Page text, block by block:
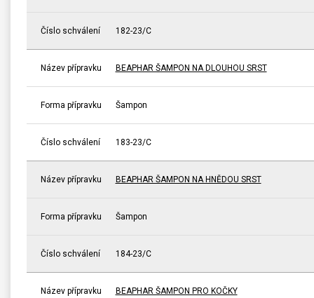
Číslo schválení 182-23/C
Název přípravku BEAPHAR ŠAMPON NA DLOUHOU SRST
Forma přípravku Šampon
Číslo schválení 183-23/C
Název přípravku BEAPHAR ŠAMPON NA HNĚDOU SRST
Forma přípravku Šampon
Číslo schválení 184-23/C
Název přípravku BEAPHAR ŠAMPON PRO KOČKY